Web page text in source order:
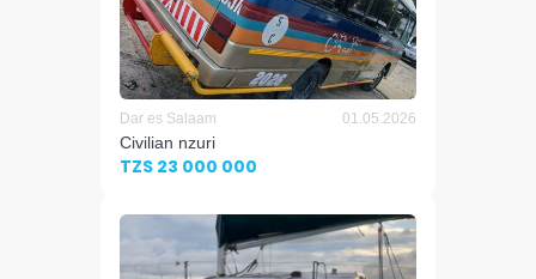
Dar es Salaam 01.05.2026
Civilian nzuri
TZS 23 000 000